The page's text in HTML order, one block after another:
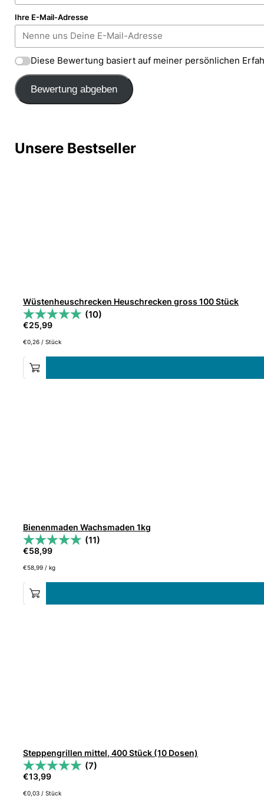
Ihre E-Mail-Adresse
Diese Bewertung basiert auf meiner persönlichen
Bewertung abgeben
Unsere Bestseller
Wüstenheuschrecken Heuschrecken gross 100 Stück
(10)
€25,99
€0,26 /Stück
Bienenmaden Wachsmaden 1kg
(11)
€58,99
€58,99 /kg
Steppengrillen mittel, 400 Stück (10 Dosen)
(7)
€13,99
€0,03 /Stück